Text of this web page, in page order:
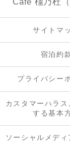
サイトマ
宿泊約
プライバシー
カスタマーハラ
する基本
ソーシャルメディ